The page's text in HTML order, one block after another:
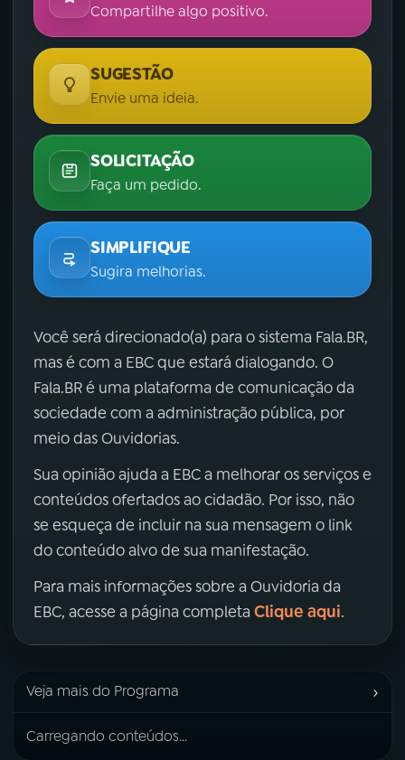
Compartilhe algo positivo.
SUGESTÃO
Envie uma ideia.
SOLICITAÇÃO
Faça um pedido.
SIMPLIFIQUE
Sugira melhorias.
Você será direcionado(a) para o sistema Fala.BR,
mas é com a EBC que estará dialogando. O
Fala.BR é uma plataforma de comunicação da
sociedade com a administração pública, por
meio das Ouvidorias.
Sua opinião ajuda a EBC a melhorar os serviços e
conteúdos ofertados ao cidadão. Por isso, não
se esqueça de incluir na sua mensagem o link
do conteúdo alvo de sua manifestação.
Para mais informações sobre a Ouvidoria da
EBC, acesse a página completa Clique aqui.
Veja mais do Programa ›
Carregando conteúdos...